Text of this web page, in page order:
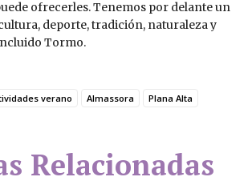
ofrecerles. Tenemos por delante un
deporte, tradición, naturaleza y
Tormo.
verano Almassora Plana Alta
Relacionadas